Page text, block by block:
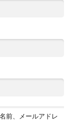
前、メールアドレ